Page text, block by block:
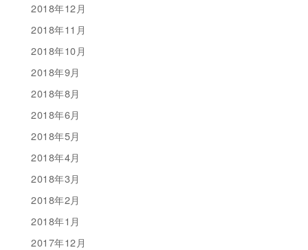
2018年12月
2018年11月
2018年10月
2018年9月
2018年8月
2018年6月
2018年5月
2018年4月
2018年3月
2018年2月
2018年1月
2017年12月